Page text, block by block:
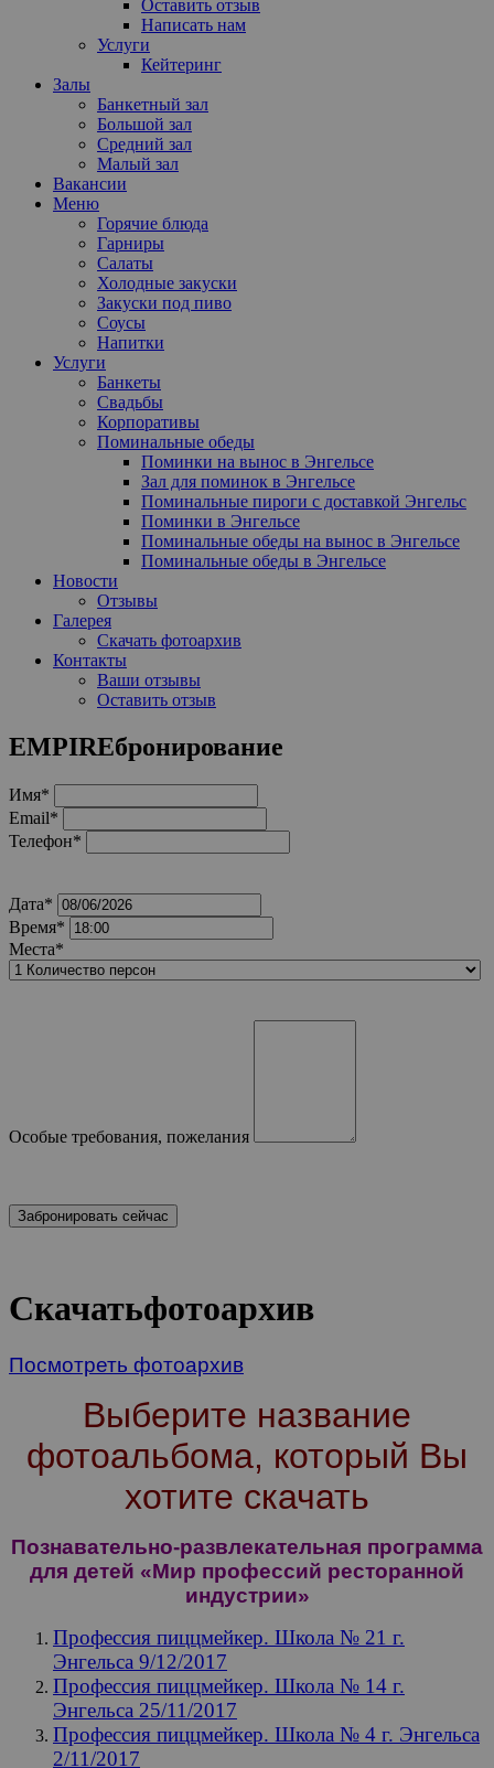
Оставить отзыв
Написать нам
Услуги
Кейтеринг
Залы
Банкетный зал
Большой зал
Средний зал
Малый зал
Вакансии
Меню
Горячие блюда
Гарниры
Салаты
Холодные закуски
Закуски под пиво
Соусы
Напитки
Услуги
Банкеты
Свадьбы
Корпоративы
Поминальные обеды
Поминки на вынос в Энгельсе
Зал для поминок в Энгельсе
Поминальные пироги с доставкой Энгельс
Поминки в Энгельсе
Поминальные обеды на вынос в Энгельсе
Поминальные обеды в Энгельсе
Новости
Отзывы
Галерея
Скачать фотоархив
Контакты
Ваши отзывы
Оставить отзыв
EMPIREбронирование
Имя*
Email*
Телефон*
Дата*
Время*
Места*
Особые требования, пожелания
Скачатьфотоархив
Посмотреть фотоархив
Выберите название
фотоальбома, который Вы
хотите скачать
Познавательно-развлекательная программа
для детей «Мир профессий ресторанной
индустрии»
Профессия пиццмейкер. Школа № 21 г.
Энгельса 9/12/2017
Профессия пиццмейкер. Школа № 14 г.
Энгельса 25/11/2017
Профессия пиццмейкер. Школа № 4 г. Энгельса
2/11/2017